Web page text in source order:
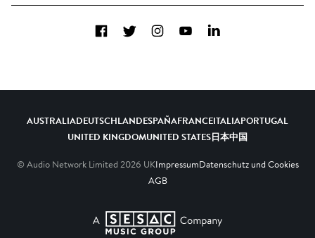
A&R - Demo-Einsendungen
FacebookTwitterInstagramYouTubeLinkedIn
AUSTRALIADEUTSCHLANDESPAÑAFRANCEITALIAPORTUGAL
UNITED KINGDOMUNITED STATES日本中国
© Audio Network Limited 2026 UKImpressumDatenschutz und Cookies
AGB
A SESAC Company